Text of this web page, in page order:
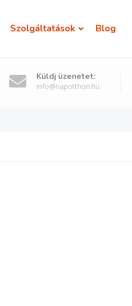
Szolgáltatások Blog
Küldj üzenetet:
info@napotthon.hu